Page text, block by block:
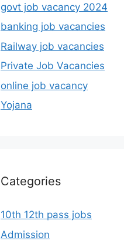
govt job vacancy 2024
banking job vacancies
Railway job vacancies
Private Job Vacancies
online job vacancy
Yojana
Categories
10th 12th pass jobs
Admission